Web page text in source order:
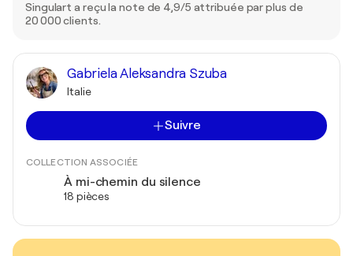
Singulart a reçu la note de 4,9/5 attribuée par plus de
20 000 clients.
Gabriela Aleksandra Szuba
Italie
Suivre
COLLECTION ASSOCIÉE
À mi-chemin du silence
18 pièces